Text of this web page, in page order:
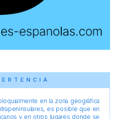
en la zona geográfica
es posible que en
y en otros lugares donde se